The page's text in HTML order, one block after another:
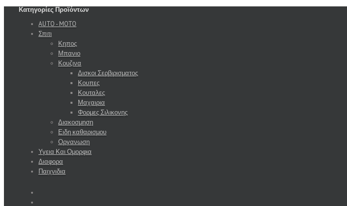
Κατηγορίες Προϊόντων
AUTO - MOTO
Σπιτι
Κηπος
Μπανιο
Κουζινα
Δισκοι Σερβιρισματος
Κουπες
Κουταλες
Μαχαιρια
Φορμες Σιλικονης
Διακοσμηση
Ειδη καθαρισμου
Οργανωση
Υγεια Και Ομορφια
Διαφορα
Παιχνιδια